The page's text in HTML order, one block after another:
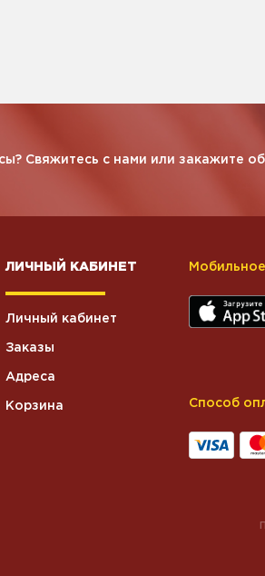
Свяжитесь с нами или закажите
ЛИЧНЫЙ КАБИНЕТ
Личный кабинет
Заказы
Адреса
Корзина Способ